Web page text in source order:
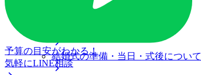
結婚式の準備・当日・式後について
予算の目安がわかる！
気軽にLINE相談